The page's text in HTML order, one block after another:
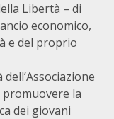
Libertà – di
economico,
e del proprio
la
dei giovani